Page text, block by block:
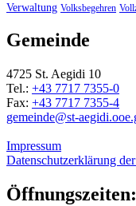
Verwaltung Volksbegehren
Gemeinde
4725 St. Aegidi 10
Tel.: +43 7717 7355-0
Fax: +43 7717 7355-4
gemeinde@st-
Impressum
Datenschutzerklärung
Öffnungszeiten: